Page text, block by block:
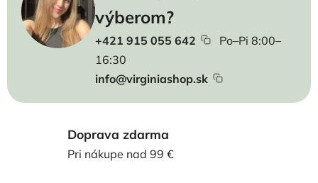
výberom?
+421 915 055 642
Po–Pi 8:00–
16:30
info@virginiashop.sk
Doprava zdarma
Pri nákupe nad 99 €